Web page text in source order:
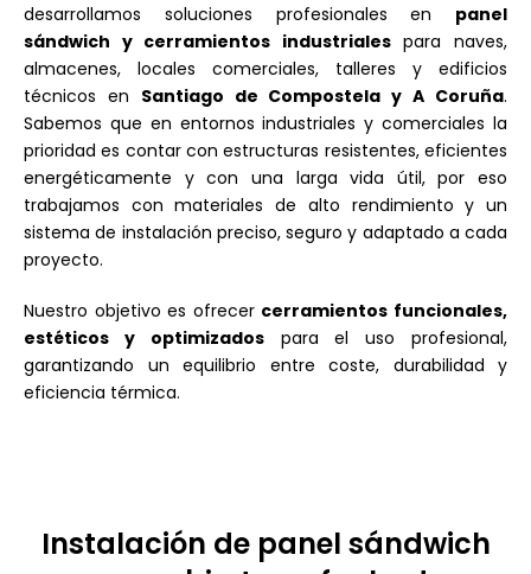
desarrollamos soluciones profesionales en panel
sándwich y cerramientos industrialespara naves,
almacenes, locales comerciales, talleres y edificios
técnicos en Santiago de Compostela y A Coruña.
Sabemos que en entornos industriales y comerciales la
prioridad es contar con estructuras resistentes, eficientes
energéticamente y con una larga vida útil, por eso
trabajamos con materiales de alto rendimiento y un
sistema de instalación preciso, seguro y adaptado a cada
proyecto.
Nuestro objetivo es ofrecer cerramientos funcionales,
estéticos y optimizadospara el uso profesional,
garantizando un equilibrio entre coste, durabilidad y
eficiencia térmica.
Instalación de panel sándwich